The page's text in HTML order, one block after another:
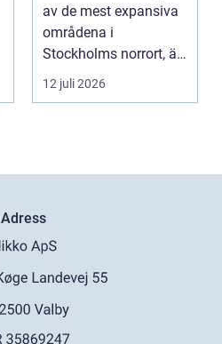
av de mest expansiva
områdena i
Stockholms norrort, är
b...
12 juli 2026
Adress